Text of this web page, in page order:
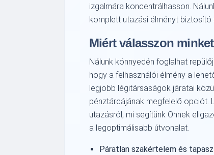
izgalmára koncentrálhasson.
komplett utazási élményt
Miért válasszon
Nálunk könnyedén foglalhat
hogy a felhasználói élmény a
legjobb légitársaságok járatai
pénztárcájának megfelelő opciót.
utazásról, mi segítünk Önnek
a legoptimálisabb útvonalat.
Páratlan szakértelem és